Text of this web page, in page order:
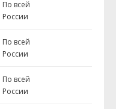
По всей
России
По всей
России
По всей
России